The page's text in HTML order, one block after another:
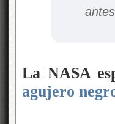
La NASA
agujero